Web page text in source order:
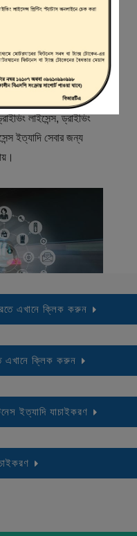
রোড ট্রান্সপোর্ট অথরিটি
মাধ্যম যেখানে ড্রাইভার,
করা হয় এবং
লাইসেন্স, ড্রাইভিং
ইত্যাদি সেবার জন্য
এখানে ক্লিক করুন
এখানে ক্লিক করুন
ইত্যাদি যাচাইকরণ